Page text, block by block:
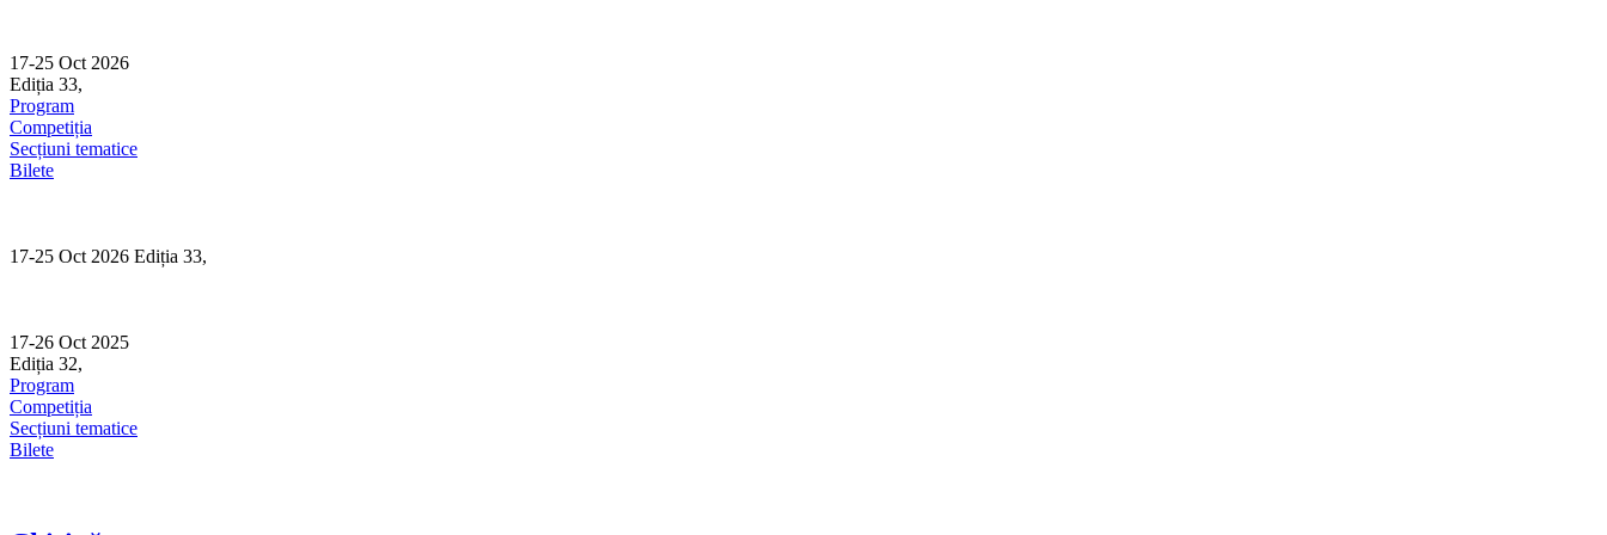
content
17-25 Oct 2026
Ediția 33,
Program
Competiția
Secțiuni tematice
Bilete
17-25 Oct 2026 Ediția 33,
17-26 Oct 2025
Ediția 32,
Program
Competiția
Secțiuni tematice
Bilete